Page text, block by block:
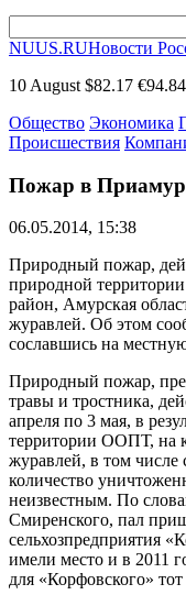
NUUS.RUНовости
10 August $82.17 €94.84
Общество Экономика
Происшествия
Пожар в
06.05.2014, 15:38
Природный пожар,
природной
район, Амурская
журавлей. Об этом
сославшись на
Природный пожар,
травы и тростника,
апреля по 3 мая, в
территории ООПТ, на
журавлей, в том
количество
неизвестным. По
Смиренского, пал
сельхозпредприятия
имели место и в 2011
для «Корфовского»